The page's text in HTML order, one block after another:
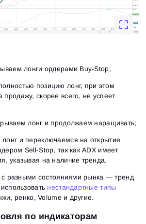
лонги ордерами Buy-Stop;
позицию лонг, при этом
скорее всего, не успеет
лонг и продолжаем наращивать;
и переключаемся на открытие
Sell-Stop, так как ADX имеет
указывая на наличие тренда.
разными состояниями рынка — тренд
нестандартные типы
ренко, Volume и другие.
по индикаторам
Забыли пароль?